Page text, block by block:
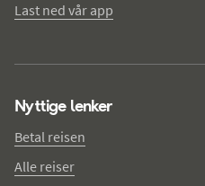
Last ned vår app
Nyttige lenker
Betal reisen
Alle reiser